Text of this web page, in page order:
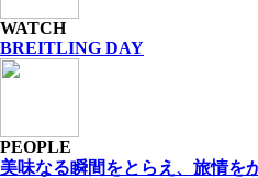
WATCH
BREITLING DAY
PEOPLE
美味なる瞬間をとらえ、旅情を